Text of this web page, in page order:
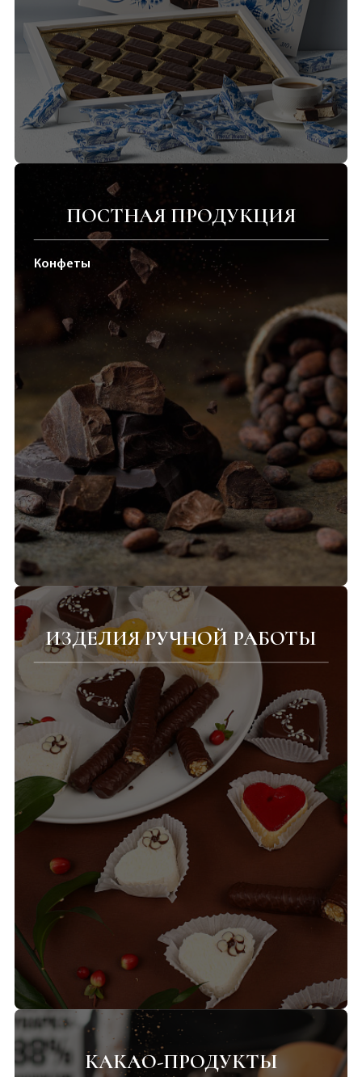
ПОСТНАЯ ПРОДУКЦИЯ
Конфеты
ИЗДЕЛИЯ РУЧНОЙ РАБОТЫ
КАКАО-ПРОДУКТЫ